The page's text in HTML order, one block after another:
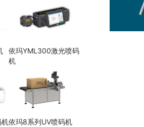
依玛YML300激光喷码
机
依玛8系列UV喷码机